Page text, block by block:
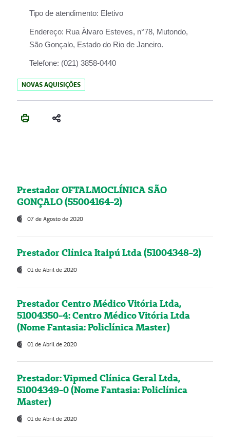
Tipo de atendimento: Eletivo
Endereço: Rua Àlvaro Esteves, n°78, Mutondo,
São Gonçalo, Estado do Rio de Janeiro.
Telefone: (021) 3858-0440
NOVAS AQUISIÇÕES
Prestador OFTALMOCLÍNICA SÃO
GONÇALO (55004164-2)
07 de Agosto de 2020
Prestador Clínica Itaipú Ltda (51004348-2)
01 de Abril de 2020
Prestador Centro Médico Vitória Ltda,
51004350-4: Centro Médico Vitória Ltda
(Nome Fantasia: Policlínica Master)
01 de Abril de 2020
Prestador: Vipmed Clínica Geral Ltda,
51004349-0 (Nome Fantasia: Policlínica
Master)
01 de Abril de 2020